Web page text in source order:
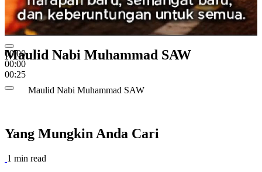
00:00
00:00
00:25
Maulid Nabi Muhammad SAW
Maulid Nabi Muhammad SAW
Yang Mungkin Anda Cari
1 min read